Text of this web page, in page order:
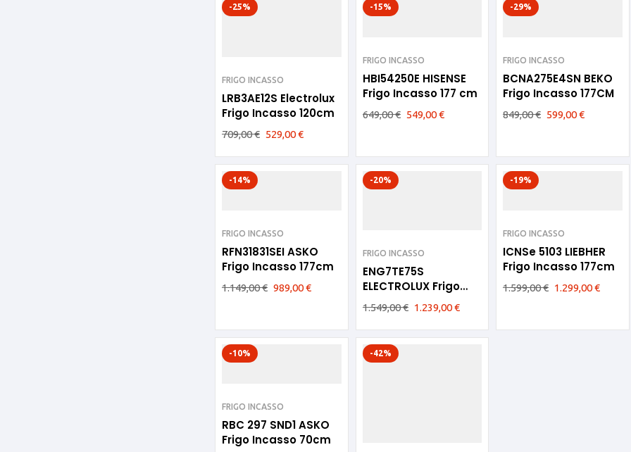
-25%
FRIGO INCASSO
LRB3AE12S Electrolux
Frigo Incasso 120cm
709,00€ 529,00€
-15%
FRIGO INCASSO
HBI54250E HISENSE
Frigo Incasso 177 cm
649,00€ 549,00€
-29%
FRIGO INCASSO
BCNA275E4SN BEKO
Frigo Incasso 177CM
849,00€ 599,00€
-14%
FRIGO INCASSO
RFN31831SEI ASKO
Frigo Incasso 177cm
1.149,00€ 989,00€
-20%
FRIGO INCASSO
ENG7TE75S
ELECTROLUX Frigo
Incasso 190cm
1.549,00€ 1.239,00€
-19%
FRIGO INCASSO
ICNSe 5103 LIEBHER
Frigo Incasso 177cm
1.599,00€ 1.299,00€
-10%
FRIGO INCASSO
RBC 297 SND1 ASKO
Frigo Incasso 70cm
-42%